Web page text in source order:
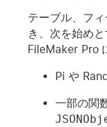
テーブル、フ
き、次を始め
FileMaker Pro
Pi や
一部の関